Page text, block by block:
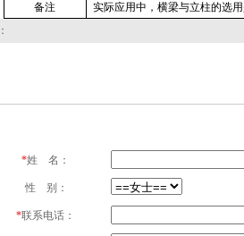
备注
实际应用中，横梁与立柱的选
*姓 名：
性 别：
*联系电话：